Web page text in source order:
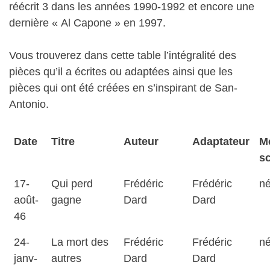
réécrit 3 dans les années 1990-1992 et encore une
dernière « Al Capone » en 1997.
Vous trouverez dans cette table l’intégralité des
pièces qu’il a écrites ou adaptées ainsi que les
pièces qui ont été créées en s’inspirant de San-
Antonio.
Date Titre Auteur Adaptateur
17-
août-
46
Qui perd
gagne
Frédéric
Dard
Frédéric
Dard
24-
janv-
La mort des
autres
Frédéric
Dard
Frédéric
Dard